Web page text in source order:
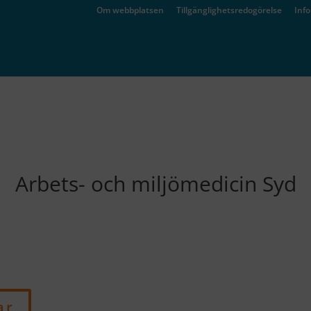
Om webbplatsen Tillgänglighetsredogörelse
Arbets- och miljömedicin Syd